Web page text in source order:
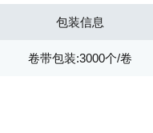
包装信息
卷带包装:3000个/卷